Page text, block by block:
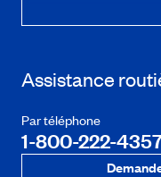
Assistance
Par téléphone
1-800-222-